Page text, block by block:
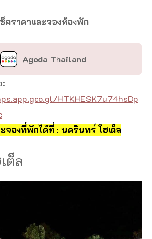
ช็คราคาและจองห้องพัก
Agoda Thailand
HTKHESK7u74hsDp
ะจองที่พักได้ที่ : นครินทร์ โฮเต็ล
ต็ล